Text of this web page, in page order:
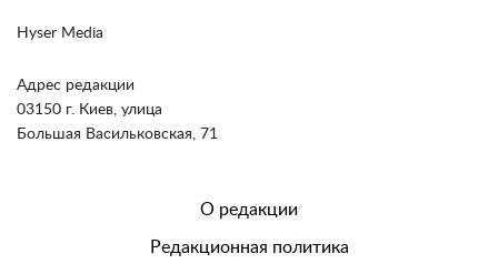
Hyser Media
Адрес редакции
03150 г. Киев, улица
Большая Васильковская, 71
О редакции
Редакционная политика